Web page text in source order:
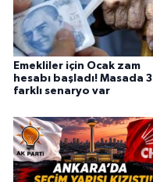
Emekliler için Ocak zam
hesabı başladı! Masada 3
farklı senaryo var